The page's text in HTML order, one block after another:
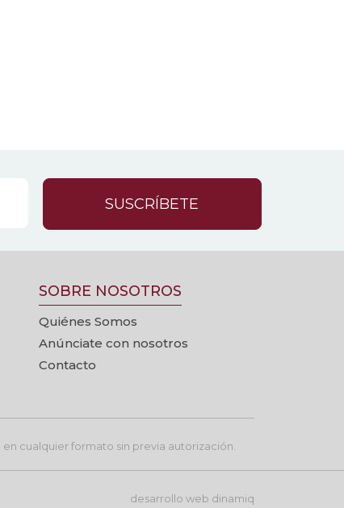
SUSCRÍBETE
SOBRE NOSOTROS
Quiénes Somos
Anúnciate con nosotros
Contacto
cualquier formato sin previa autorización.
desarrollo web dinamiq